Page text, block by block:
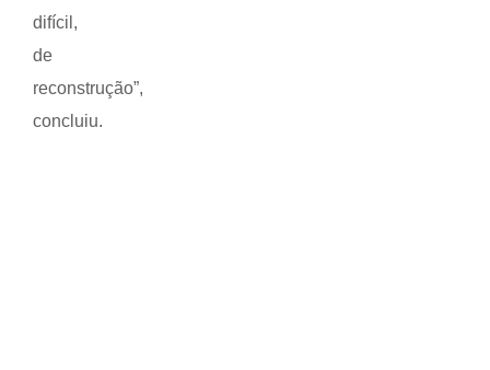
difícil,
de
reconstrução”,
concluiu.